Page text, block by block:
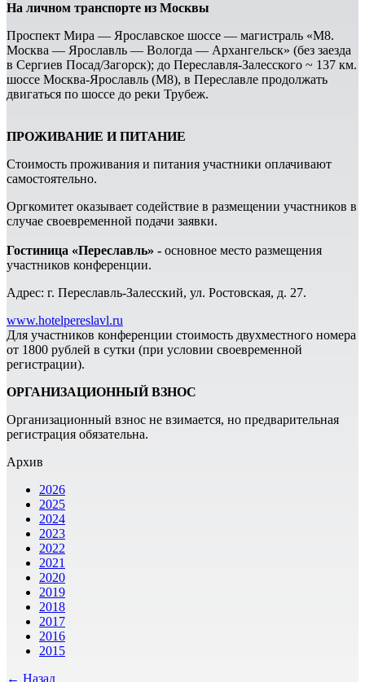
На личном транспорте из Москвы
Проспект Мира — Ярославское шоссе — магистраль «М8.
Москва — Ярославль — Вологда — Архангельск» (без заезда
в Сергиев Посад/Загорск); до Переславля-Залесского ~ 137 км.
шоссе Москва-Ярославль (М8), в Переславле продолжать
двигаться по шоссе до реки Трубеж.
ПРОЖИВАНИЕ И ПИТАНИЕ
Стоимость проживания и питания участники оплачивают
самостоятельно.
Оргкомитет оказывает содействие в размещении участников в
случае своевременной подачи заявки.
Гостиница «Переславль» - основное место размещения
участников конференции.
Адрес: г. Переславль-Залесский, ул. Ростовская, д. 27.
www.hotelpereslavl.ru
Для участников конференции стоимость двухместного номера
от 1800 рублей в сутки (при условии своевременной
регистрации).
ОРГАНИЗАЦИОННЫЙ ВЗНОС
Организационный взнос не взимается, но предварительная
регистрация обязательна.
Архив
2026
2025
2024
2023
2022
2021
2020
2019
2018
2017
2016
2015
← Назад